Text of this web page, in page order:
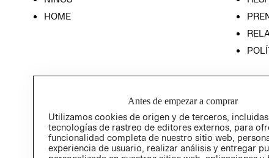
HOME
Antes de empezar a comprar
Utilizamos cookies de origen y de terceros,
tecnologías de rastreo de editores externos, para
funcionalidad completa de nuestro sitio web,
experiencia de usuario, realizar análisis y entregar